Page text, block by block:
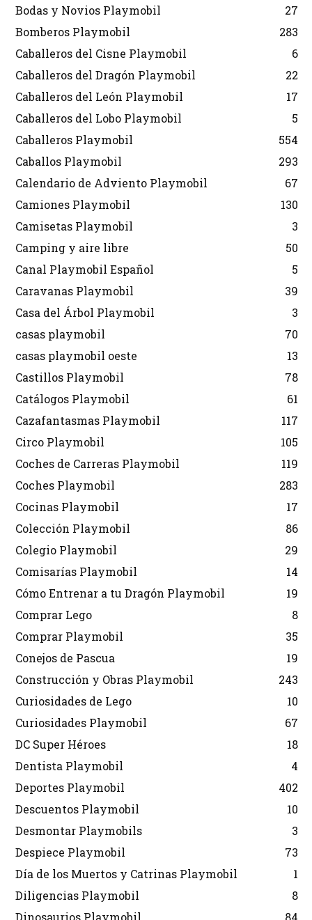
Bodas y Novios Playmobil
27
Bomberos Playmobil
283
Caballeros del Cisne Playmobil
6
Caballeros del Dragón Playmobil
22
Caballeros del León Playmobil
17
Caballeros del Lobo Playmobil
5
Caballeros Playmobil
554
Caballos Playmobil
293
Calendario de Adviento Playmobil
67
Camiones Playmobil
130
Camisetas Playmobil
3
Camping y aire libre
50
Canal Playmobil Español
5
Caravanas Playmobil
39
Casa del Árbol Playmobil
3
casas playmobil
70
casas playmobil oeste
13
Castillos Playmobil
78
Catálogos Playmobil
61
Cazafantasmas Playmobil
117
Circo Playmobil
105
Coches de Carreras Playmobil
119
Coches Playmobil
283
Cocinas Playmobil
17
Colección Playmobil
86
Colegio Playmobil
29
Comisarías Playmobil
14
Cómo Entrenar a tu Dragón Playmobil
19
Comprar Lego
8
Comprar Playmobil
35
Conejos de Pascua
19
Construcción y Obras Playmobil
243
Curiosidades de Lego
10
Curiosidades Playmobil
67
DC Super Héroes
18
Dentista Playmobil
4
Deportes Playmobil
402
Descuentos Playmobil
10
Desmontar Playmobils
3
Despiece Playmobil
73
Día de los Muertos y Catrinas Playmobil
1
Diligencias Playmobil
8
Dinosaurios Playmobil
84